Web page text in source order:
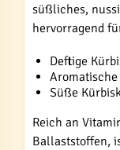
süßliches,
hervorragend
Deftige
Süße
Reich an
Ballaststoffen,